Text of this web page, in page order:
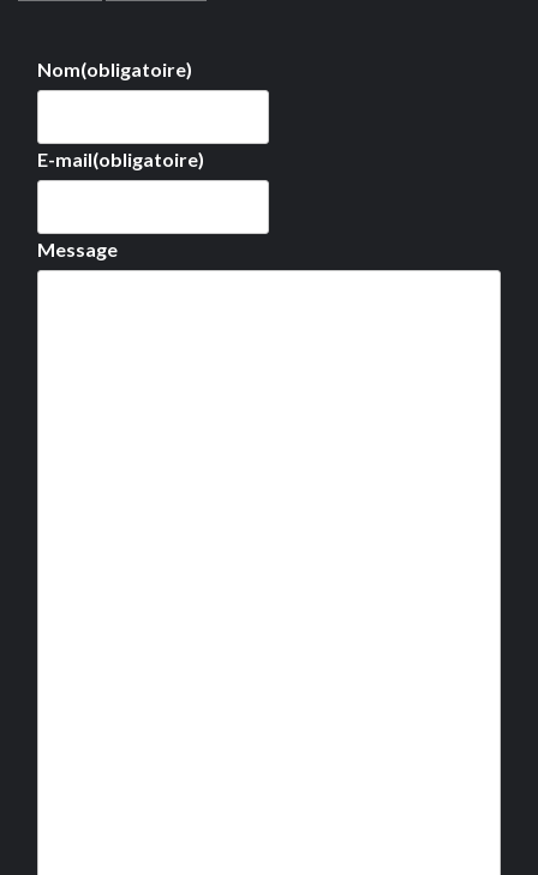
Nom(obligatoire)
E-mail(obligatoire)
Message